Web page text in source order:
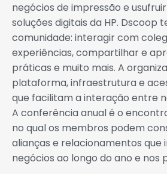
negócios de impressão e
soluções digitais da HP. Dscoop
comunidade: interagir com
experiências, compartilhar e
práticas e muito mais. A
plataforma, infraestrutura e
que facilitam a interação entre
A conferência anual é o
no qual os membros podem
alianças e relacionamentos que
negócios ao longo do ano e nos